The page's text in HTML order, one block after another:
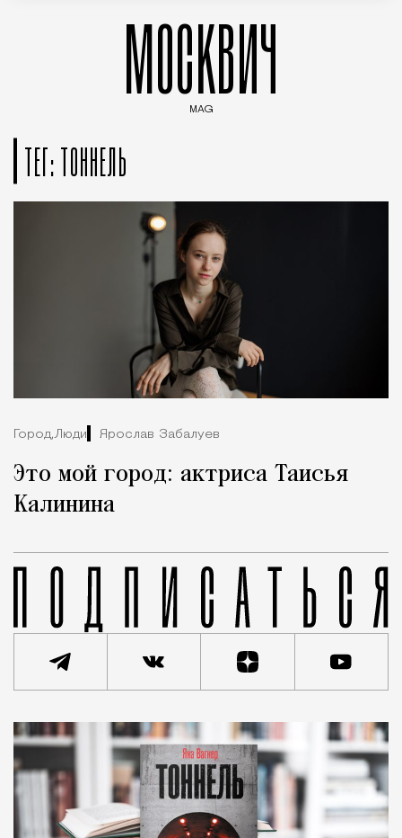
МОСКВИЧ
MAG
ТЕГ: ТОННЕЛЬ
Город,Люди Ярослав Забалуев
Это мой город: актриса Таисья
Калинина